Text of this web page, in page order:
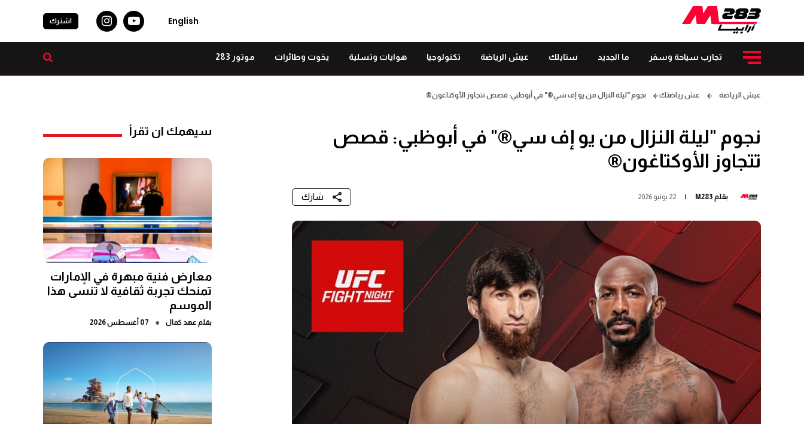
English اشترك
تجارب سياحة وسفر ما الجديد ستايلك عيش الرياضة تكنولوجيا هوايات وتسلية يخوت وطائرات موتور 283
عيش الرياضة عش رياضتك نجوم "ليلة النزال من يو إف سي®" في أبوظبي: قصص تتجاوز الأوكتاغون®
نجوم "ليلة النزال من يو إف سي®" في أبوظبي: قصص
تتجاوز الأوكتاغون®
بقلم M283 22 يونيو 2026 شارك
سيهمك ان تقرأ
معارض فنية مبهرة في الإمارات
تمنحك تجربة ثقافية لا تنسى هذا
الموسم
بقلم عهد كمال ● 07 أغسطس 2026